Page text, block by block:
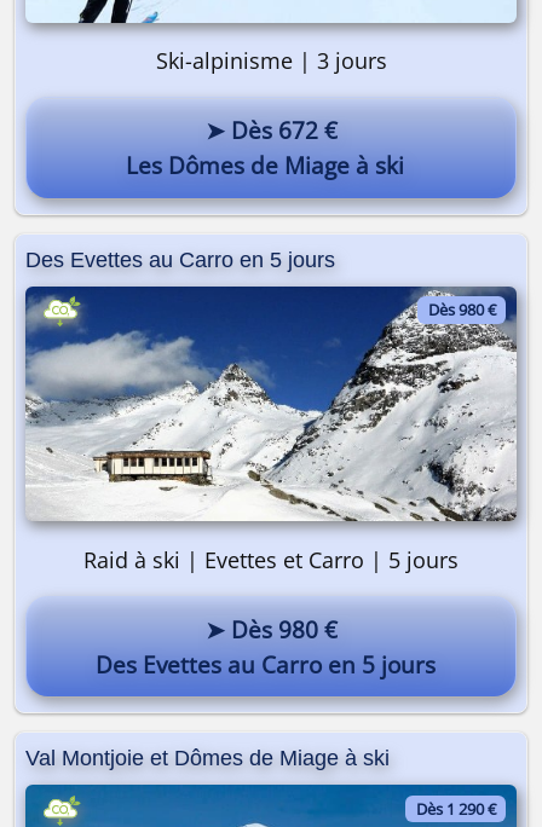
Ski-alpinisme | 3 jours
➤ Dès 672 €
Les Dômes de Miage à ski
Des Evettes au Carro en 5 jours
Dès 980 €
Raid à ski | Evettes et Carro | 5 jours
➤ Dès 980 €
Des Evettes au Carro en 5 jours
Val Montjoie et Dômes de Miage à ski
Dès 1 290 €